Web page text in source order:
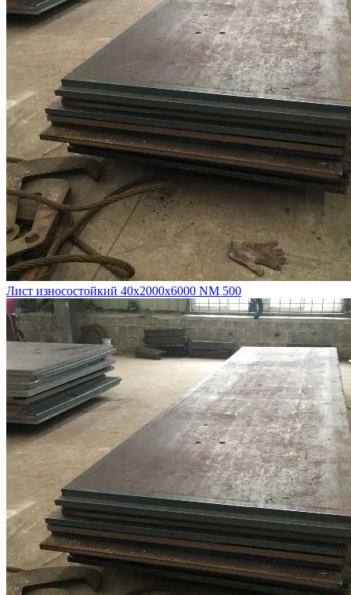
Лист износостойкий 40х2000х6000 NM 500